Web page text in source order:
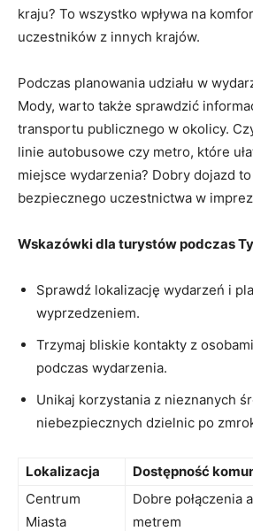
kraju? To wszystko wpływa na
uczestników z innych krajów.
Podczas planowania⁣ udziału w
Mody, warto także sprawdzić
transportu publicznego w ‍okolicy.
linie autobusowe czy metro, które
miejsce wydarzenia? Dobry dojazd
bezpiecznego uczestnictwa w⁤
Wskazówki dla turystów podczas
Sprawdź lokalizację wydarzeń i
wyprzedzeniem.
Trzymaj bliskie kontakty z
podczas wydarzenia.
Unikaj korzystania z nieznanych
niebezpiecznych dzielnic po
Lokalizacja
Dostępność
Centrum
Miasta
Dobre połączenia
metrem